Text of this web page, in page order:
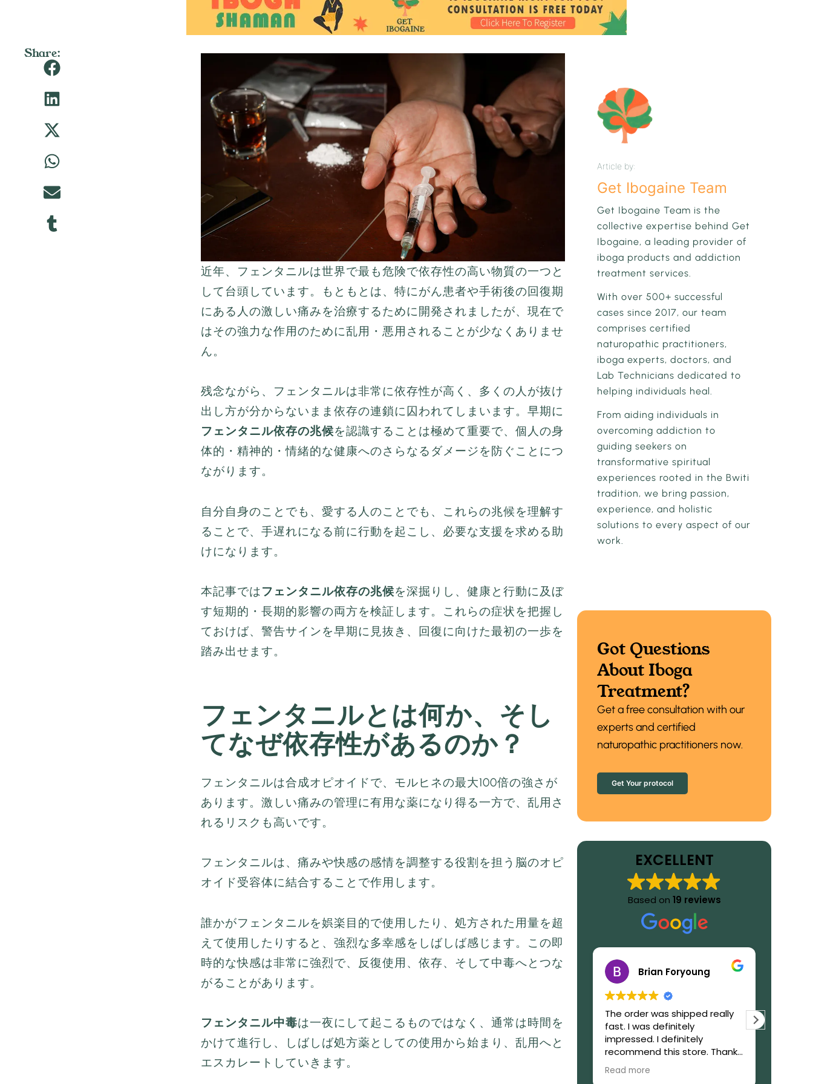
Share:
近年、フェンタニルは世界で最も危険で依存性の高い物質の一つと
して台頭しています。もともとは、特にがん患者や手術後の回復期
にある人の激しい痛みを治療するために開発されましたが、現在で
はその強力な作用のために乱用・悪用されることが少なくありませ
ん。
残念ながら、フェンタニルは非常に依存性が高く、多くの人が抜け
出し方が分からないまま依存の連鎖に囚われてしまいます。早期に
フェンタニル依存の兆候を認識することは極めて重要で、個人の身
体的・精神的・情緒的な健康へのさらなるダメージを防ぐことにつ
ながります。
自分自身のことでも、愛する人のことでも、これらの兆候を理解す
ることで、手遅れになる前に行動を起こし、必要な支援を求める助
けになります。
本記事ではフェンタニル依存の兆候を深掘りし、健康と行動に及ぼ
す短期的・長期的影響の両方を検証します。これらの症状を把握し
ておけば、警告サインを早期に見抜き、回復に向けた最初の一歩を
踏み出せます。
フェンタニルとは何か、そし
てなぜ依存性があるのか？
フェンタニルは合成オピオイドで、モルヒネの最大100倍の強さが
あります。激しい痛みの管理に有用な薬になり得る一方で、乱用さ
れるリスクも高いです。
フェンタニルは、痛みや快感の感情を調整する役割を担う脳のオピ
オイド受容体に結合することで作用します。
誰かがフェンタニルを娯楽目的で使用したり、処方された用量を超
えて使用したりすると、強烈な多幸感をしばしば感じます。この即
時的な快感は非常に強烈で、反復使用、依存、そして中毒へとつな
がることがあります。
フェンタニル中毒は一夜にして起こるものではなく、通常は時間を
かけて進行し、しばしば処方薬としての使用から始まり、乱用へと
エスカレートしていきます。
Article by:
Get Ibogaine Team
Get Ibogaine Team is the
collective expertise behind Get
Ibogaine, a leading provider of
iboga products and addiction
treatment services.
With over 500+ successful
cases since 2017, our team
comprises certified
naturopathic practitioners,
iboga experts, doctors, and
Lab Technicians dedicated to
helping individuals heal.
From aiding individuals in
overcoming addiction to
guiding seekers on
transformative spiritual
experiences rooted in the Bwiti
tradition, we bring passion,
experience, and holistic
solutions to every aspect of our
work.
Got Questions
About Iboga
Treatment?
Get a free consultation with our
experts and certified
naturopathic practitioners now.
Get Your protocol
EXCELLENT
Based on 19 reviews
Brian Foryoung
The order was shipped really
fast. I was definitely
impressed. I definitely
recommend this store. Thanks
Anita R
What to say about
GetIbogaine website? Very
trustworthy, efficient and
reliable, Julian will assist you
during the process of the
purchase. From the start to
Read more